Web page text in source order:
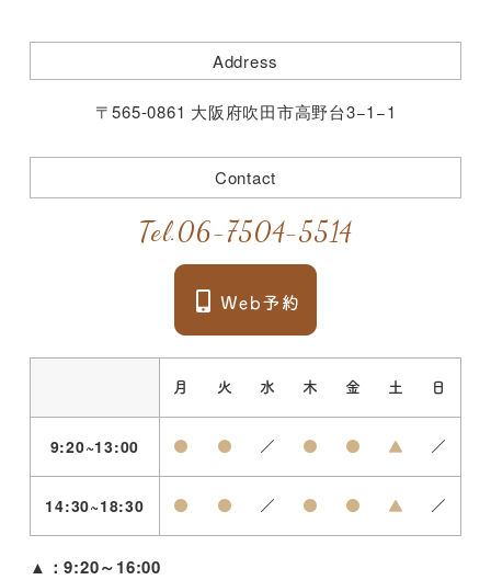
Address
〒565-0861 大阪府吹田市高野台3−1−1
Contact
Tel.06-7504-5514
月 火 水 木 金 土 日
9:20~13:00 ● ● ／ ● ● ▲ ／
14:30~18:30 ● ● ／ ● ● ▲ ／
▲ ：9:20～16:00